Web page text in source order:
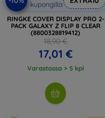
kupongilla
RINGKE COVER DISPLAY PRO 2-
PACK GALAXY Z FLIP 8 CLEAR
(8800328819412)
18,90 €
17,01 €
Varastossa > 5 kpl